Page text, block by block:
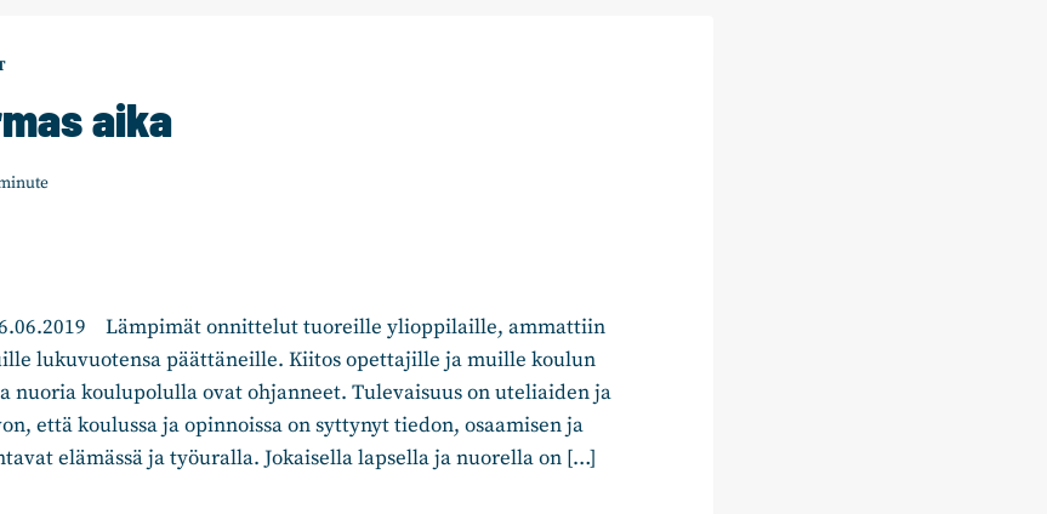
aika
Lämpimät onnittelut tuoreille ylioppilaille, ammattiin
lukuvuotensa päättäneille. Kiitos opettajille ja muille koulun
nuoria koulupolulla ovat ohjanneet. Tulevaisuus on uteliaiden ja
että koulussa ja opinnoissa on syttynyt tiedon, osaamisen ja
elämässä ja työuralla. Jokaisella lapsella ja nuorella on […]